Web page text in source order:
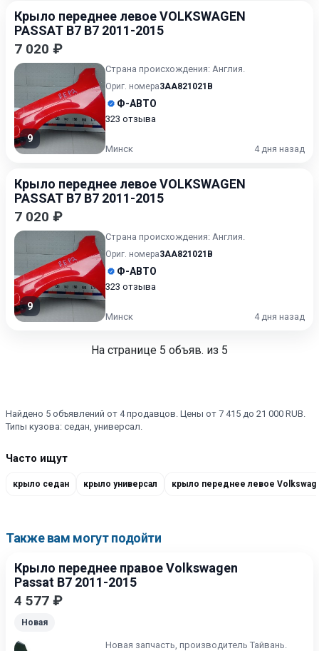
Крыло переднее левое VOLKSWAGEN
PASSAT B7 B7 2011-2015
7 020 ₽
9
Страна происхождения: Англия.
Ориг. номера3AA821021B
Ф-АВТО
323 отзыва
Минск 4 дня назад
Крыло переднее левое VOLKSWAGEN
PASSAT B7 B7 2011-2015
7 020 ₽
9
Страна происхождения: Англия.
Ориг. номера3AA821021B
Ф-АВТО
323 отзыва
Минск 4 дня назад
На странице 5 объяв. из 5
Найдено 5 объявлений от 4 продавцов. Цены от 7 415 до 21 000 RUB.
Типы кузова: седан, универсал.
Часто ищут
крыло седан крыло универсал
Также вам могут подойти
Крыло переднее правое Volkswagen
Passat B7 2011-2015
4 577 ₽
Новая
Новая запчасть, производитель Тайвань.